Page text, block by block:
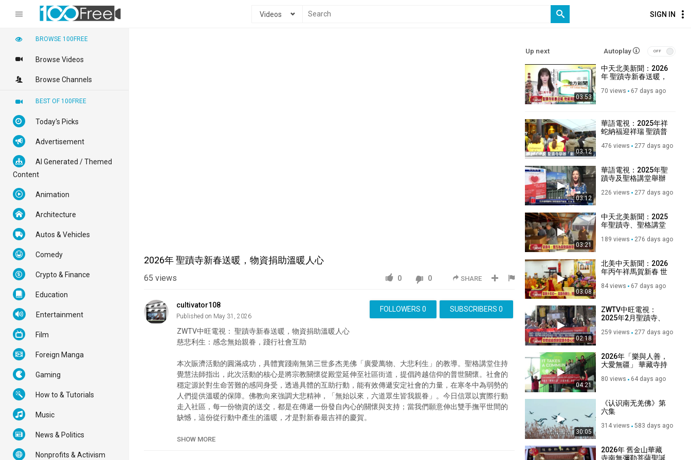
SIGN IN
Videos
2026年 聖蹟寺新春送暖，物資捐助溫暖人心
65 views SHARE
0 0
SUBSCRIBERS 0
FOLLOWERS 0
cultivator108
Published on May 31, 2026
ZWTV中旺電視： 聖蹟寺新春送暖，物資捐助溫暖人心
慈悲利生：感念無始親眷，踐行社會互助
本次賑濟活動的圓滿成功，具體實踐南無第三世多杰羌佛「廣愛萬物、大悲利生」的教導。聖格講堂住持
覺慧法師指出，此次活動的核心是將宗教關懷從殿堂延伸至社區街道，提倡跨越信仰的普世關懷。社會的
穩定源於對生命苦難的感同身受，透過具體的互助行動，能有效傳遞安定社會的力量，在寒冬中為弱勢的
人們提供溫暖的保障。佛教向來強調大悲精神，「無始以來，六道眾生皆我親眷」。今日信眾以實際行動
走入社區，每一份物資的送交，都是在傳遞一份發自內心的關懷與支持；當我們願意伸出雙手撫平世間的
缺憾，這份從行動中產生的溫暖，才是對新春最吉祥的慶賀。
Category
SHOW MORE
Up next Autoplay
03:53
中天北美新聞：2026
年 聖蹟寺新春送暖，
70 views 67 days ago
03:12
華語電視：2025年祥
蛇納福迎祥瑞 聖蹟普
辦「新春祈福法會」
476 views 277 days ago
03:12
華語電視：2025年聖
蹟寺及聖格講堂舉辦
心」捐物活動
226 views 277 days ago
03:21
中天北美新聞：2025
年聖蹟寺、聖格講堂
同推動善行
189 views 276 days ago
03:08
北美中天新聞：2026
年丙午祥馬賀新春 世
福
84 views 67 days ago
02:18
ZWTV中旺電視：
2025年2月聖蹟寺、
物資捐野火災民、弱
259 views 277 days ago
04:21
2026年「樂與人善，
大愛無疆」 華藏寺持
80 views 64 days ago
30:05
《认识南无羌佛》第
六集
314 views 583 days ago
2026年 舊金山華藏
寺南無彌勒菩薩聖誕
BROWSE 100FREE
Browse Videos
Browse Channels
BEST OF 100FREE
Today's Picks
Advertisement
AI Generated / Themed
Content
Animation
Architecture
Autos & Vehicles
Comedy
Crypto & Finance
Education
Entertainment
Film
Foreign Manga
Gaming
How to & Tutorials
Music
News & Politics
Nonprofits & Activism